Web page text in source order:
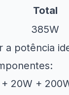
Total
385W
a potência
20W +